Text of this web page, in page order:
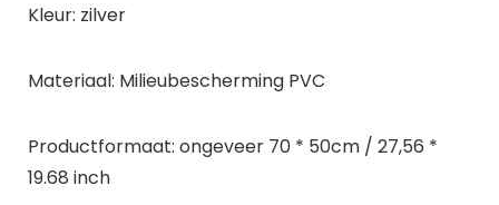
Kleur: zilver
Materiaal: Milieubescherming PVC
Productformaat: ongeveer 70 * 50cm / 27,56 *
19.68 inch